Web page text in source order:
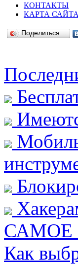
КОНТАКТЫ
КАРТА САЙТА
Поделиться…
САМОЕ
Как